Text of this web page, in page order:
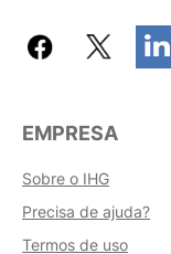
EMPRESA
Sobre o IHG
Precisa de ajuda?
Termos de uso